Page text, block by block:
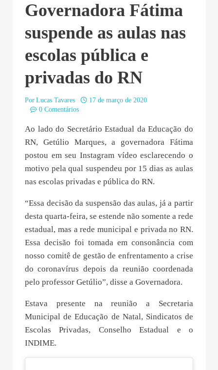
Governadora Fátima
suspende as aulas nas
escolas pública e
privadas do RN
Por Lucas Tavares
17 de março de 2020
0 Comentários
Ao lado do Secretário Estadual da Educação do
RN, Getúlio Marques, a governadora Fátima
postou em seu Instagram vídeo esclarecendo o
motivo pela qual suspendeu por 15 dias as aulas
nas escolas privadas e pública do RN.
“Essa decisão da suspensão das aulas, já a partir
desta quarta-feira, se estende não somente a rede
estadual, mas a rede municipal e privada no RN.
Essa decisão foi tomada em consonância com
nosso comitê de gestão de enfrentamento a crise
do coronavírus depois da reunião coordenada
pelo professor Getúlio”, disse a Governadora.
Estava presente na reunião a Secretaria
Municipal de Educação de Natal, Sindicatos de
Escolas Privadas, Conselho Estadual e o
INDIME.